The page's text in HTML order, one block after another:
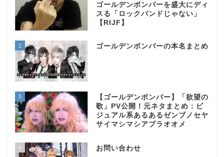
ゴールデンボンバーを盛大にディ
スる「ロックバンドじゃない」
【RIJF】
2 ゴールデンボンバーの本名まとめ
3
【ゴールデンボンバー】「欲望の
歌」PV公開！元ネタまとめ：ビ
ジュアル系あるあるゼンブノセヤ
サイマシマシアブラオオメ
4 お問い合わせ